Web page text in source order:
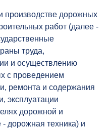
производстве дорожных
работ (далее -
труда,
и осуществлению
с проведением
ремонта и содержания
эксплуатации
дорожной и
- дорожная техника) и